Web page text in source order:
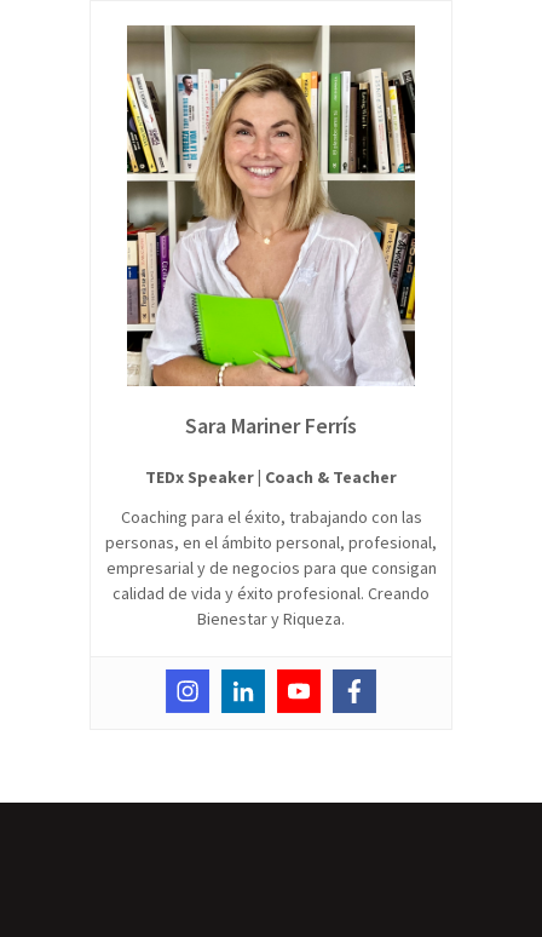
Sara Mariner Ferrís
TEDx Speaker | Coach & Teacher
Coaching para el éxito, trabajando con las
personas, en el ámbito personal, profesional,
empresarial y de negocios para que consigan
calidad de vida y éxito profesional. Creando
Bienestar y Riqueza.